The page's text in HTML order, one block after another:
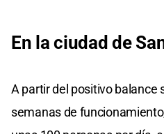
En la ciudad de
A partir del positivo balance
semanas de